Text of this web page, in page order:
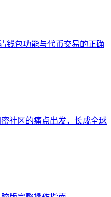
钱包功能与代币交易的正确
社区的痛点出发，长成全球